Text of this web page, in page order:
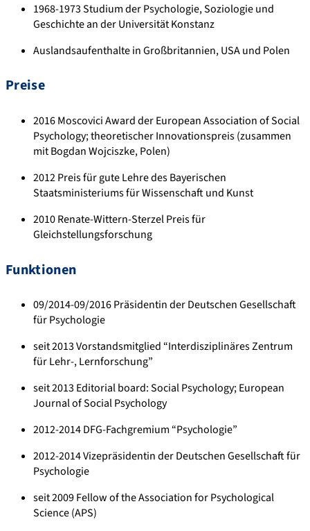
1968-1973 Studium der Psychologie, Soziologie und
Geschichte an der Universität Konstanz
Auslandsaufenthalte in Großbritannien, USA und Polen
Preise
2016 Moscovici Award der European Association of Social
Psychology; theoretischer Innovationspreis (zusammen
mit Bogdan Wojciszke, Polen)
2012 Preis für gute Lehre des Bayerischen
Staatsministeriums für Wissenschaft und Kunst
2010 Renate-Wittern-Sterzel Preis für
Gleichstellungsforschung
Funktionen
09/2014-09/2016 Präsidentin der Deutschen Gesellschaft
für Psychologie
seit 2013 Vorstandsmitglied “Interdisziplinäres Zentrum
für Lehr-, Lernforschung”
seit 2013 Editorial board: Social Psychology; European
Journal of Social Psychology
2012-2014 DFG-Fachgremium “Psychologie”
2012-2014 Vizepräsidentin der Deutschen Gesellschaft für
Psychologie
seit 2009 Fellow of the Association for Psychological
Science (APS)